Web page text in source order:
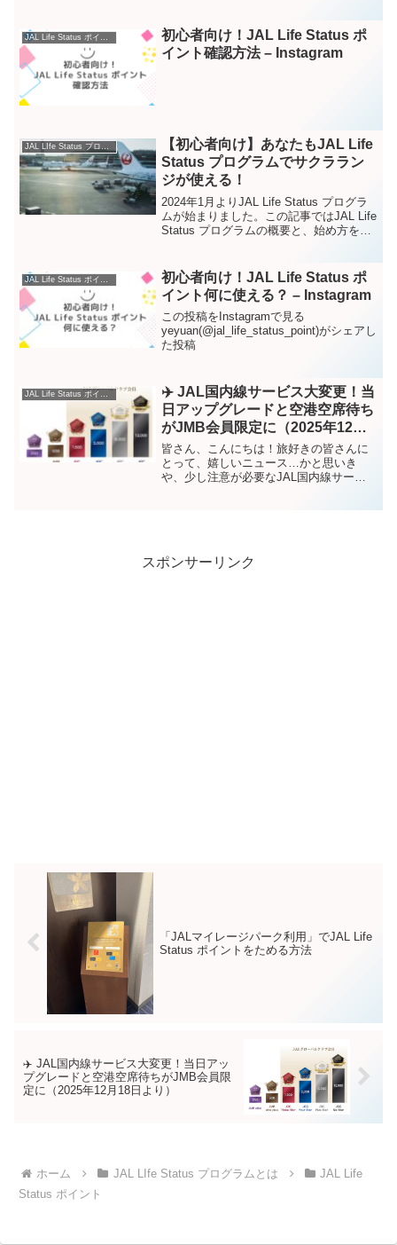
に換...
初心者向け！JAL Life Status ポ
イント確認方法 – Instagram
JAL LIfe Status プログラムとは
【初心者向け】あなたもJAL Life
Status プログラムでサクララン
ジが使える！
2024年1月よりJAL Life Status プログラ
ムが始まりました。この記事ではJAL Life
Status プログラムの概要と、始め方を紹
初心者向け！JAL Life Status ポ
イント何に使える？ – Instagram
この投稿をInstagramで見る
yeyuan(@jal_life_status_point)がシェアし
た投稿
JAL Life Status ポイント
✈️ JAL国内線サービス大変更！当
日アップグレードと空港空席待ち
がJMB会員限定に（2025年12月
18日より）
皆さん、こんにちは！旅好きの皆さんに
とって、嬉しいニュース…かと思いき
や、少し注意が必要なJAL国内線サービ
スポンサーリンク
「JALマイレージパーク利用」でJAL Life
Status ポイントをためる方法
✈️ JAL国内線サービス大変更！当日アッ
プグレードと空港空席待ちがJMB会員限
定に（2025年12月18日より）
ホーム JAL LIfe Status プログラムとは
JAL Life
Status ポイント